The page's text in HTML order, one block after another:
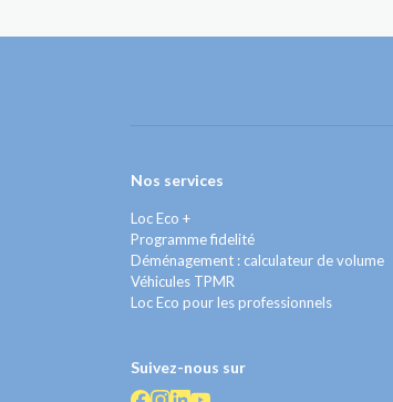
Nos services
Loc Eco +
Programme fidelité
Déménagement : calculateur de volume
Véhicules TPMR
Loc Eco pour les professionnels
Suivez-nous sur